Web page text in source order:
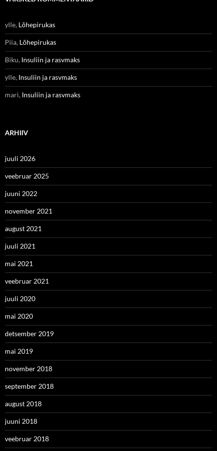
ylle, Lõhepirukas
Piia, Lõhepirukas
Biku, Insuliin ja rasvmaks
ylle, Insuliin ja rasvmaks
mari, Insuliin ja rasvmaks
ARHIIV
juuli 2026
veebruar 2025
juuni 2022
november 2021
august 2021
juuli 2021
mai 2021
veebruar 2021
juuli 2020
mai 2020
detsember 2019
mai 2019
november 2018
september 2018
august 2018
juuni 2018
veebruar 2018